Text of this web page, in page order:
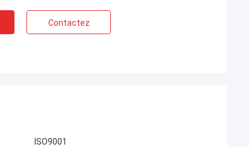
Contactez
ISO9001